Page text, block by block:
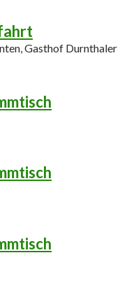
Gasthof Durnthaler